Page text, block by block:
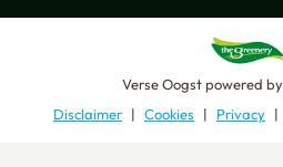
Verse Oogstpowered by
Disclaimer
Cookies Privacy